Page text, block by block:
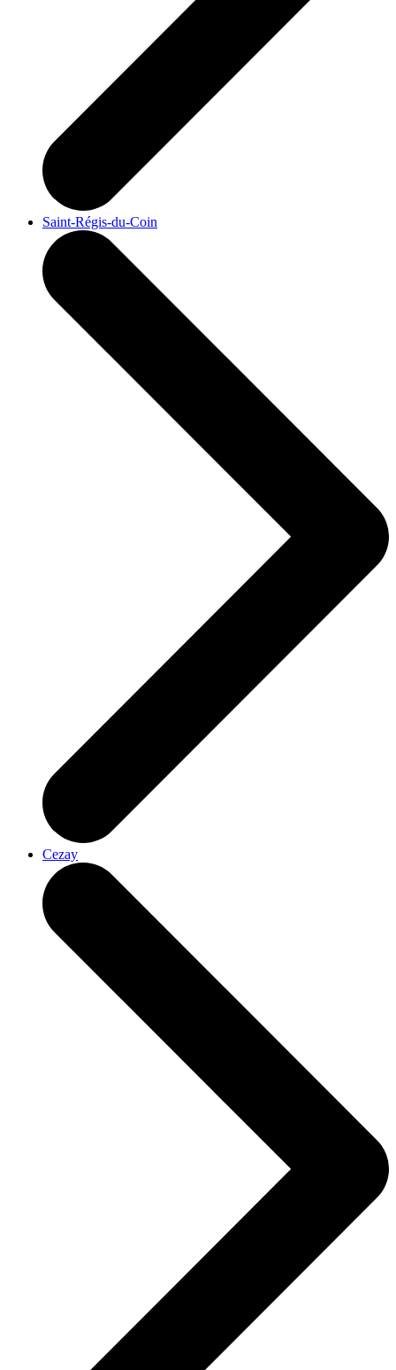
Saint-Régis-du-Coin
Cezay